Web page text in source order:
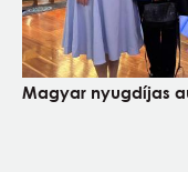
Magyar nyugdíjas